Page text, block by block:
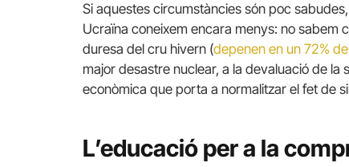
Si aquestes circumstàncies són poc
Ucraïna coneixem encara menys: no sabem
duresa del cru hivern (depenen en un 72%
major desastre nuclear, a la devaluació de
econòmica que porta a normalitzar el fet de
L’educació per a la